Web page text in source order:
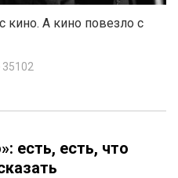
А кино повезло с
35102
есть, есть, что